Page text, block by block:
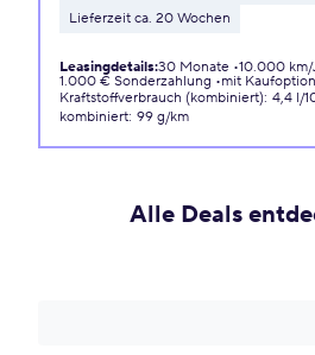
Lieferzeit ca. 20 Wochen
Leasingdetails:30 Monate 10.000 km/
1.000 € Sonderzahlung
mit Kaufoption
Kraftstoffverbrauch (kombiniert): 4,4 l/
kombiniert: 99 g/km
Alle Deals